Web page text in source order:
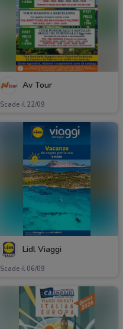
Av Tour
Scade il 22/09
Lidl Viaggi
Scade il 06/09